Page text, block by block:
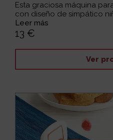
Esta graciosa máquina
con diseño de simpático
Leer más
13 €
Ver